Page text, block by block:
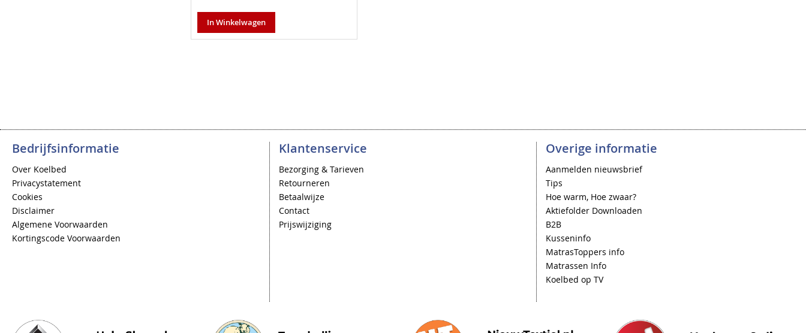
In Winkelwagen
Bedrijfsinformatie
Over Koelbed
Privacystatement
Cookies
Disclaimer
Algemene Voorwaarden
Kortingscode Voorwaarden
Klantenservice
Bezorging & Tarieven
Retourneren
Betaalwijze
Contact
Prijswijziging
Overige informatie
Aanmelden nieuwsbrief
Tips
Hoe warm, Hoe zwaar?
Aktiefolder Downloaden
B2B
Kusseninfo
MatrasToppers info
Matrassen Info
Koelbed op TV